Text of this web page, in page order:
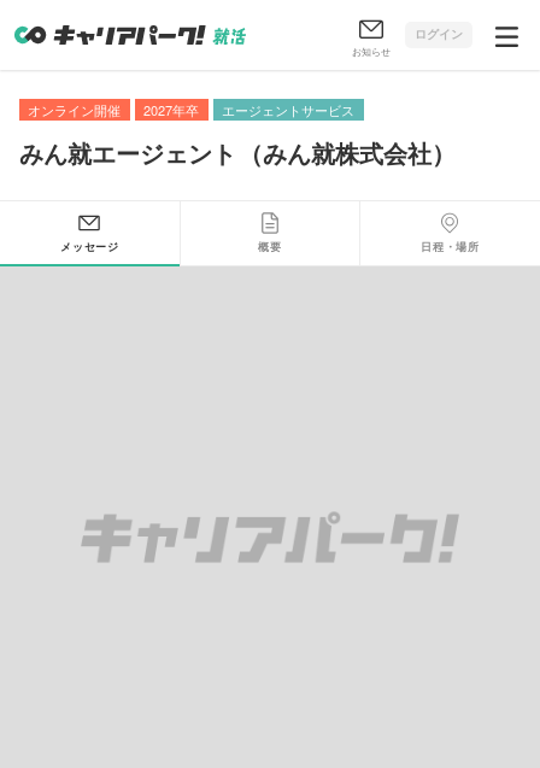
お知らせ
ログイン
オンライン開催 2027年卒 エージェントサービス
みん就エージェント （みん就株式会社）
メッセージ 概要 日程・場所